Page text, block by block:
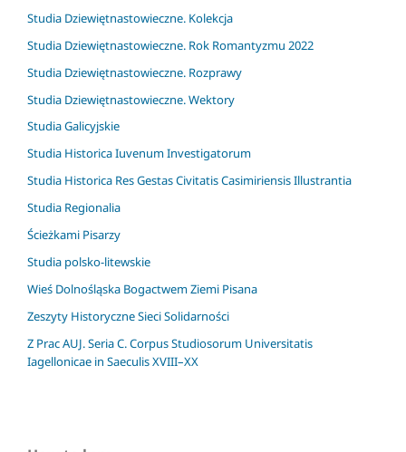
Studia Dziewiętnastowieczne. Kolekcja
Studia Dziewiętnastowieczne. Rok Romantyzmu 2022
Studia Dziewiętnastowieczne. Rozprawy
Studia Dziewiętnastowieczne. Wektory
Studia Galicyjskie
Studia Historica Iuvenum Investigatorum
Studia Historica Res Gestas Civitatis Casimiriensis Illustrantia
Studia Regionalia
Ścieżkami Pisarzy
Studia polsko-litewskie
Wieś Dolnośląska Bogactwem Ziemi Pisana
Zeszyty Historyczne Sieci Solidarności
Z Prac AUJ. Seria C. Corpus Studiosorum Universitatis
Iagellonicae in Saeculis XVIII–XX